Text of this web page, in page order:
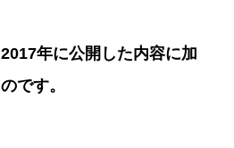
年に公開した内容に加
です。